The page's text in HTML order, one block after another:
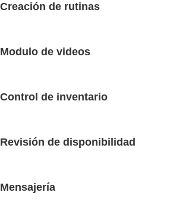
Creación de rutinas
Modulo de videos
Control de inventario
Revisión de disponibilidad
Mensajería